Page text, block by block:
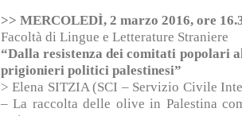
>> MERCOLEDÌ, 2 marzo 2016, ore
Facoltà di Lingue e Letterature Straniere
“Dalla resistenza dei comitati popolari
prigionieri politici palestinesi”
> Elena SITZIA (SCI – Servizio Civile
– La raccolta delle olive in Palestina